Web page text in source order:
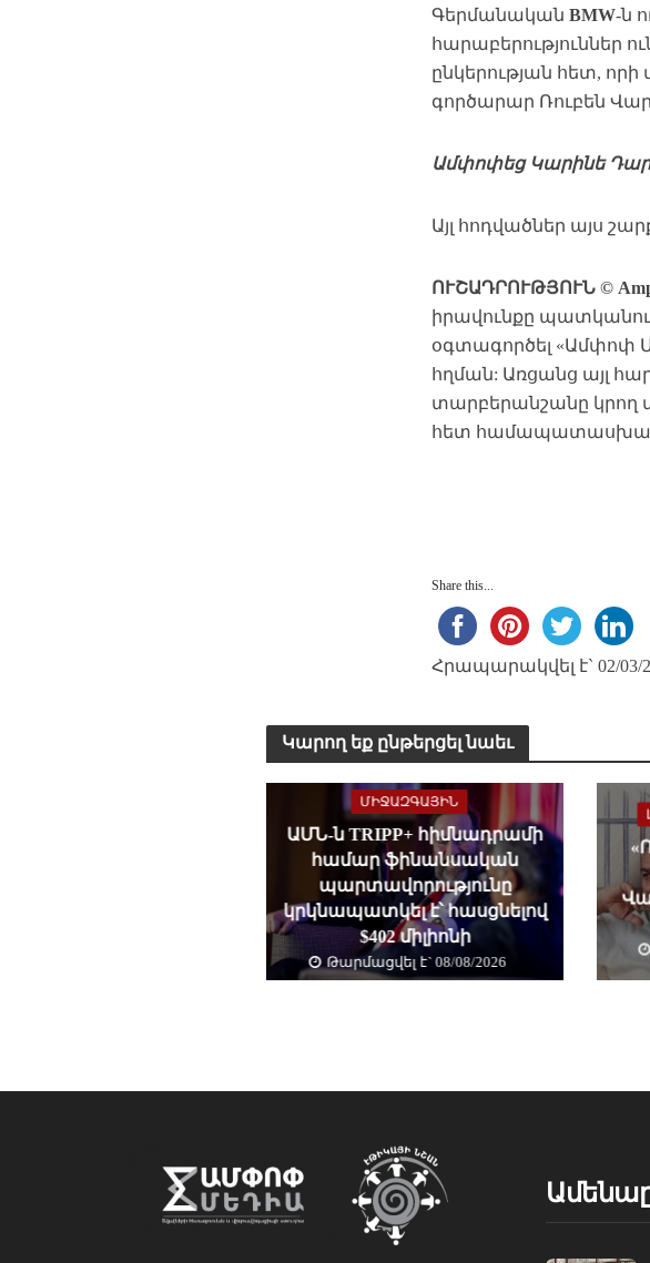
ԳերմանականBMW-ն
հարաբերություններ
ընկերության հետ, որի
գործարար Ռուբեն
Ամփոփեց Կարինե
Այլ հոդվածներ այս
ՈՒՇԱԴՐՈՒԹՅՈՒՆ ©
իրավունքը
օգտագործել «Ամփոփ
հղման: Առցանց այլ
տարբերանշանը կրող
հետ համապատասխան
Share this...
Հրապարակվել է` 02/03/
Կարող եք ընթերցել նաեւ
ՄԻՋԱԶԳԱՅԻՆ
ԱՄՆ-ն TRIPP+ հիմնադրամի
համար ֆինանսական
պարտավորությունը
կրկնապատկել է՝ հասցնելով
$402 միլիոնի
Թարմացվել է` 08/08/2026